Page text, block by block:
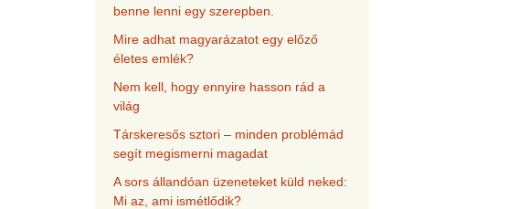
benne lenni egy szerepben.
Mire adhat magyarázatot egy előző
életes emlék?
Nem kell, hogy ennyire hasson rád a
világ
Társkeresős sztori – minden problémád
segít megismerni magadat
A sors állandóan üzeneteket küld neked:
Mi az, ami ismétlődik?